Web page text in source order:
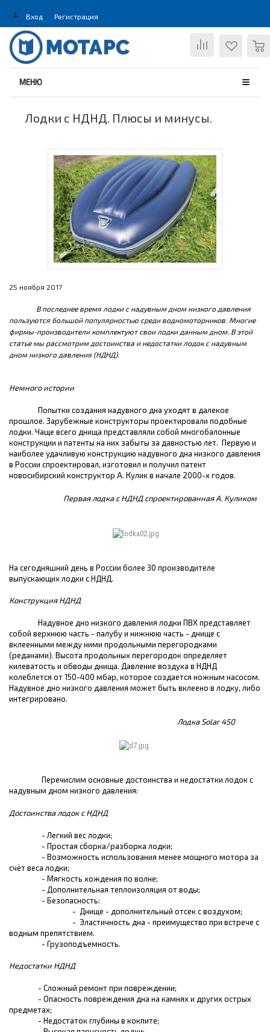
Вход Регистрация
МЕНЮ
Лодки с НДНД. Плюсы и минусы.
25 ноября 2017
В последнее время лодки с надувным дном низкого давления
пользуются большой популярностью среди водномоторников. Многие
фирмы-производители комплектуют свои лодки данным дном. В этой
статье мы рассмотрим достоинства и недостатки лодок с надувным
дном низкого давления (НДНД).
Немного истории
Попытки создания надувного дна уходят в далекое
прошлое. Зарубежные конструкторы проектировали подобные
лодки. Чаще всего днища представляли собой многобалонные
конструкции и патенты на них забыты за давностью лет. Первую и
наиболее удачливую конструкцию надувного дна низкого давления
в России спроектировал, изготовил и получил патент
новосибирский конструктор А. Кулик в начале 2000-х годов.
Первая лодка с НДНД спроектированная А. Куликом
На сегодняшний день в России более 30 производителе
выпускающих лодки с НДНД.
Конструкция НДНД
Надувное дно низкого давления лодки ПВХ представляет
собой верхнюю часть - палубу и нижнюю часть - днище с
вклеенными между ними продольными перегородками
(реданами). Высота продольных перегородок определяет
килеватость и обводы днища. Давление воздуха в НДНД
колеблется от 150-400 мбар, которое создается ножным насосом.
Надувное дно низкого давления может быть вклеено в лодку, либо
интегрировано.
Лодка Solar 450
Перечислим основные достоинства и недостатки лодок с
надувным дном низкого давления:
Достоинства лодок с НДНД
- Легкий вес лодки;
- Простая сборка/разборка лодки;
- Возможность использования менее мощного мотора за
счёт веса лодки;
- Мягкость хождения по волне;
- Дополнительная теплоизоляция от воды;
- Безопасность:
- Днище - дополнительный отсек с воздухом;
- Эластичность дна - преимущество при встрече с
водным препятствием.
- Грузоподъемность.
Недостатки НДНД
- Сложный ремонт при повреждении;
- Опасность повреждения дна на камнях и других острых
предметах;
- Недостаток глубины в кокпите;